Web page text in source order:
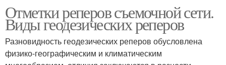
Отметки реперов съемочной сети.
Виды геодезических реперов
Разновидность геодезических реперов обусловлена
физико-географическим и климатическим